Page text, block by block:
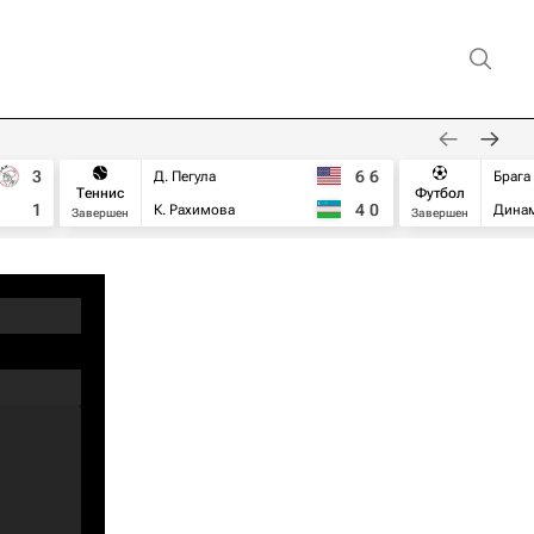
3
1
Теннис
Завершен
Д. Пегула
К. Рахимова
6 6
4 0
Футбол
Завершен
Брага